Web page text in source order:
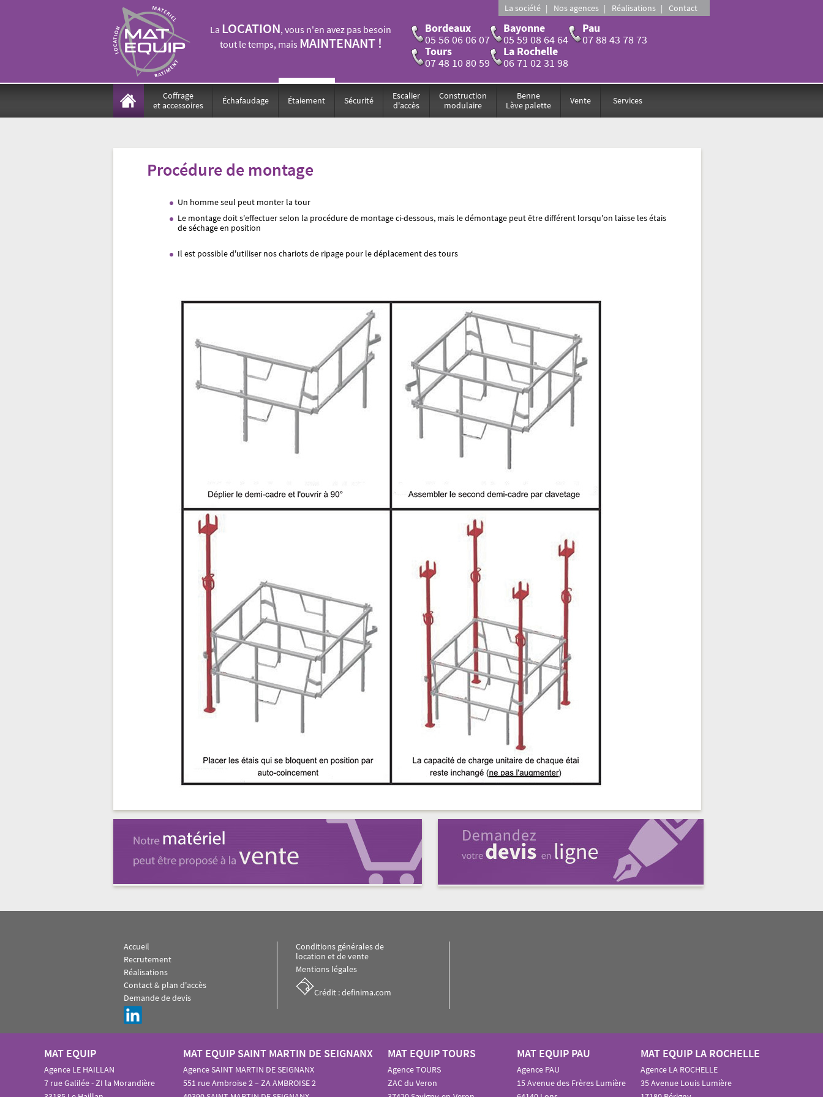
La société Nos agences Réalisations Contact
La LOCATION, vous n'en avez pas besoin
tout le temps, mais MAINTENANT !
Bordeaux
05 56 06 06 07
Bayonne
05 59 08 64 64
Pau
07 88 43 78 73
Tours
07 48 10 80 59
La Rochelle
06 71 02 31 98
Coffrage
et accessoires
Échafaudage Étaiement Sécurité
Escalier
d'accès
Construction
modulaire
Benne
Lève palette
Vente Services
Procédure de montage
Un homme seul peut monter la tour
Le montage doit s'effectuer selon la procédure de montage ci-dessous, mais le démontage peut être différent lorsqu'on laisse les étais
de séchage en position
Il est possible d'utiliser nos chariots de ripage pour le déplacement des tours
Accueil
Recrutement
Réalisations
Contact & plan d'accès
Demande de devis
Conditions générales de
location et de vente
Mentions légales
Crédit : definima.com
MAT EQUIP
Agence LE HAILLAN
7 rue Galilée - ZI la Morandière
MAT EQUIP SAINT MARTIN DE SEIGNANX
Agence SAINT MARTIN DE SEIGNANX
551 rue Ambroise 2 – ZA AMBROISE 2
MAT EQUIP TOURS
Agence TOURS
ZAC du Veron
MAT EQUIP PAU
Agence PAU
15 Avenue des Frères Lumière
MAT EQUIP LA ROCHELLE
Agence LA ROCHELLE
35 Avenue Louis Lumière